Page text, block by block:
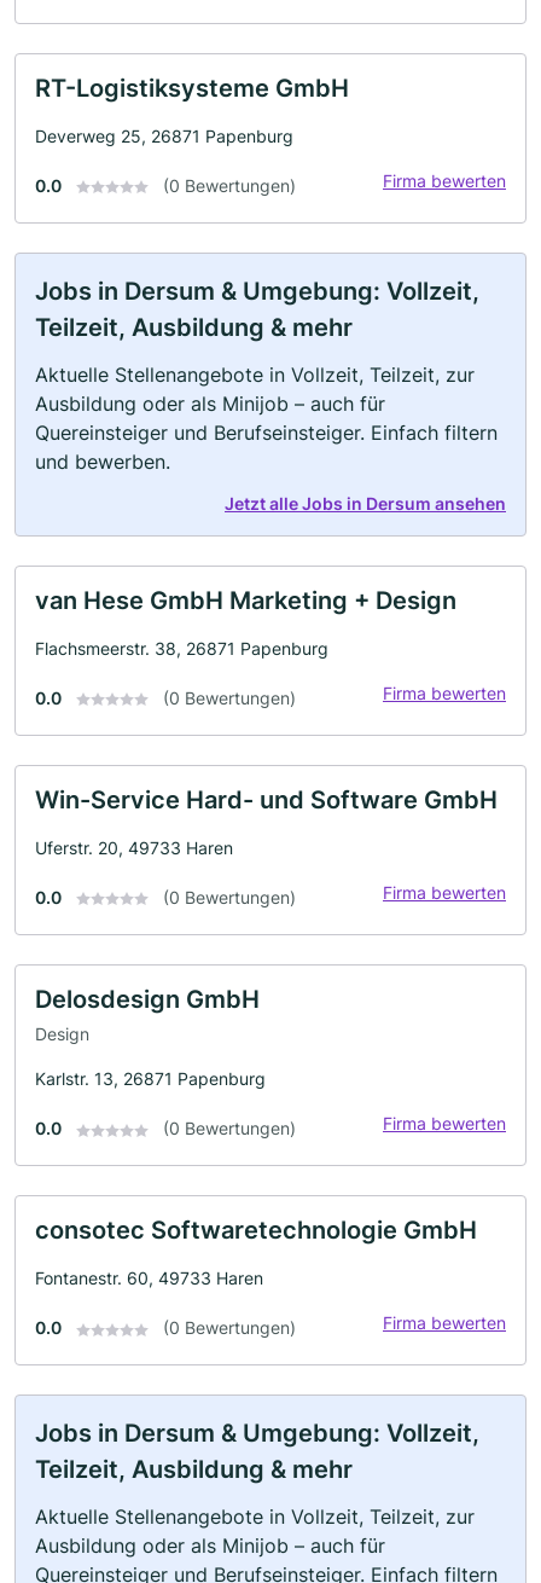
RT-Logistiksysteme GmbH
Deverweg 25, 26871 Papenburg
0.0 (0 Bewertungen) Firma bewerten
Jobs in Dersum & Umgebung: Vollzeit,
Teilzeit, Ausbildung & mehr
Aktuelle Stellenangebote in Vollzeit, Teilzeit, zur
Ausbildung oder als Minijob – auch für
Quereinsteiger und Berufseinsteiger. Einfach filtern
und bewerben.
Jetzt alle Jobs in Dersum ansehen
van Hese GmbH Marketing + Design
Flachsmeerstr. 38, 26871 Papenburg
0.0 (0 Bewertungen) Firma bewerten
Win-Service Hard- und Software GmbH
Uferstr. 20, 49733 Haren
0.0 (0 Bewertungen) Firma bewerten
Delosdesign GmbH
Design
Karlstr. 13, 26871 Papenburg
0.0 (0 Bewertungen) Firma bewerten
consotec Softwaretechnologie GmbH
Fontanestr. 60, 49733 Haren
0.0 (0 Bewertungen) Firma bewerten
Jobs in Dersum & Umgebung: Vollzeit,
Teilzeit, Ausbildung & mehr
Aktuelle Stellenangebote in Vollzeit, Teilzeit, zur
Ausbildung oder als Minijob – auch für
Quereinsteiger und Berufseinsteiger. Einfach filtern